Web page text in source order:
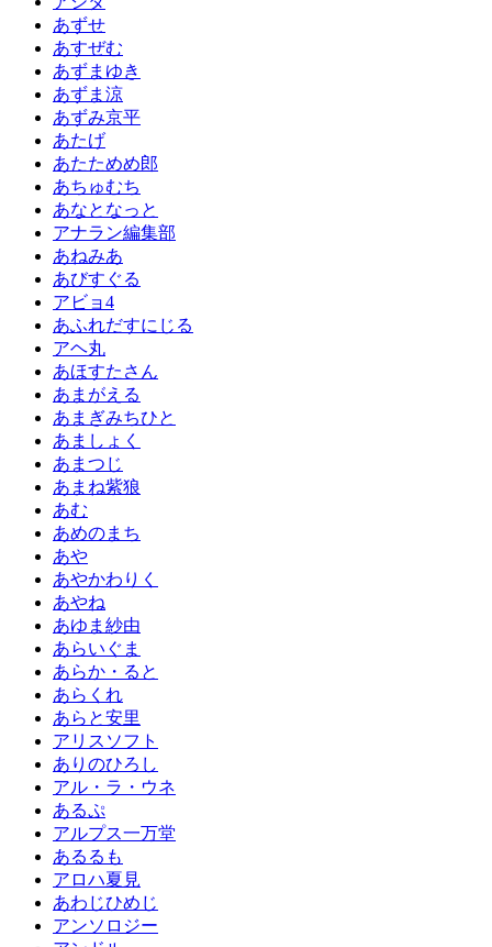
あずせ
あすぜむ
あずまゆき
あずま涼
あずみ京平
あたげ
あたためめ郎
あちゅむち
あなとなっと
アナラン編集部
あねみあ
あびすぐる
アビョ4
あふれだすにじる
アヘ丸
あほすたさん
あまがえる
あまぎみちひと
あましょく
あまつじ
あまね紫狼
あむ
あめのまち
あや
あやかわりく
あやね
あゆま紗由
あらいぐま
あらか・ると
あらくれ
あらと安里
アリスソフト
ありのひろし
アル・ラ・ウネ
あるぷ
アルプス一万堂
あるるも
アロハ夏見
あわじひめじ
アンソロジー